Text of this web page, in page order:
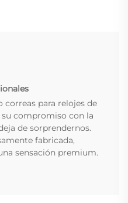
correas para relojes de
compromiso con la
de sorprendernos.
fabricada,
sensación premium.